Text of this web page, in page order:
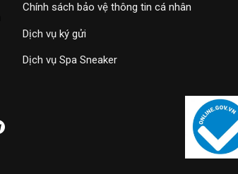
Chính sách bảo vệ thông tin cá nhân
Dịch vụ ký gửi
Dịch vụ Spa Sneaker